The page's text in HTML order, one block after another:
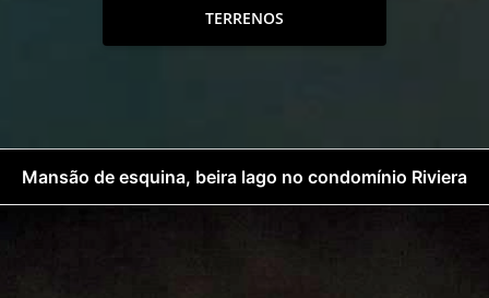
TERRENOS
Mansão de esquina, beira lago no condomínio Riviera